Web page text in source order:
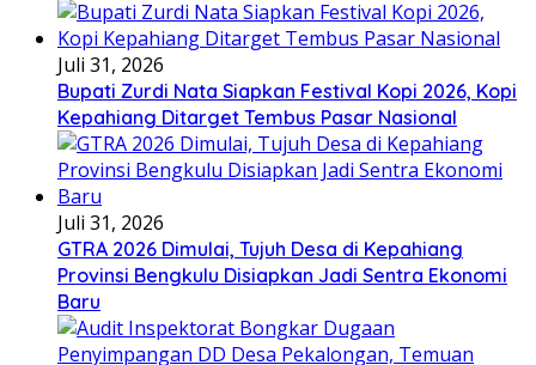
Juli 31, 2026
Bupati Zurdi Nata Siapkan Festival Kopi 2026, Kopi
Kepahiang Ditarget Tembus Pasar Nasional
Juli 31, 2026
GTRA 2026 Dimulai, Tujuh Desa di Kepahiang
Provinsi Bengkulu Disiapkan Jadi Sentra Ekonomi
Baru